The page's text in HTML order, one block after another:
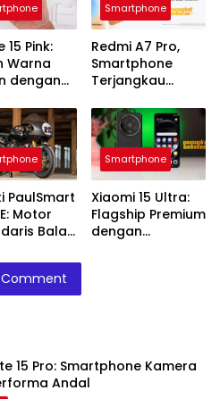
15 Pink:
Warna
dengan
Smartphone
Redmi A7 Pro,
Smartphone
Terjangkau
Modern
PaulSmart
Motor
Balap
Smartphone
Xiaomi 15 Ultra:
Flagship Premium
dengan
15 Pro: Smartphone Kamera
Andal